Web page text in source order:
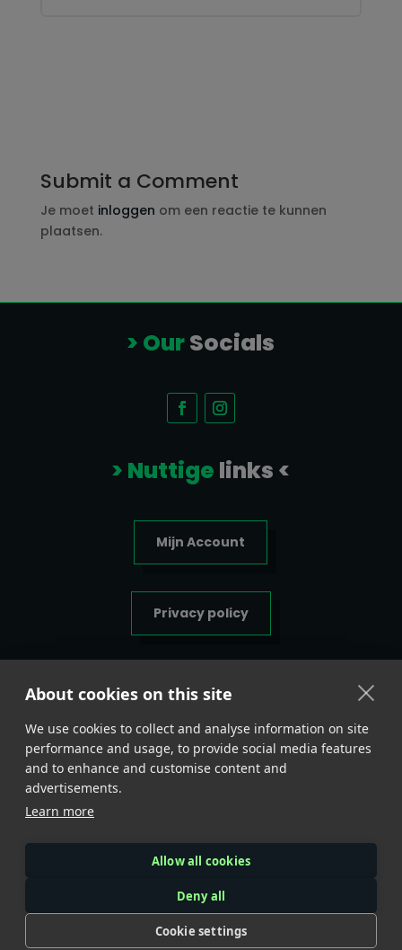
Submit a Comment
Je moet inloggen om een reactie te kunnen
plaatsen.
> OurSocials
> Nuttige links <
Mijn Account
Privacy policy
Algemene voorwaarden
Belangrijkeinfo <
About cookies on this site
We use cookies to collect and analyse information on site
performance and usage, to provide social media features
and to enhance and customise content and
advertisements.
Learn more
Allow all cookies
Deny all
Cookie settings